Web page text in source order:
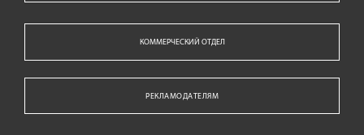
КОММЕРЧЕСКИЙ ОТДЕЛ
РЕКЛАМОДАТЕЛЯМ